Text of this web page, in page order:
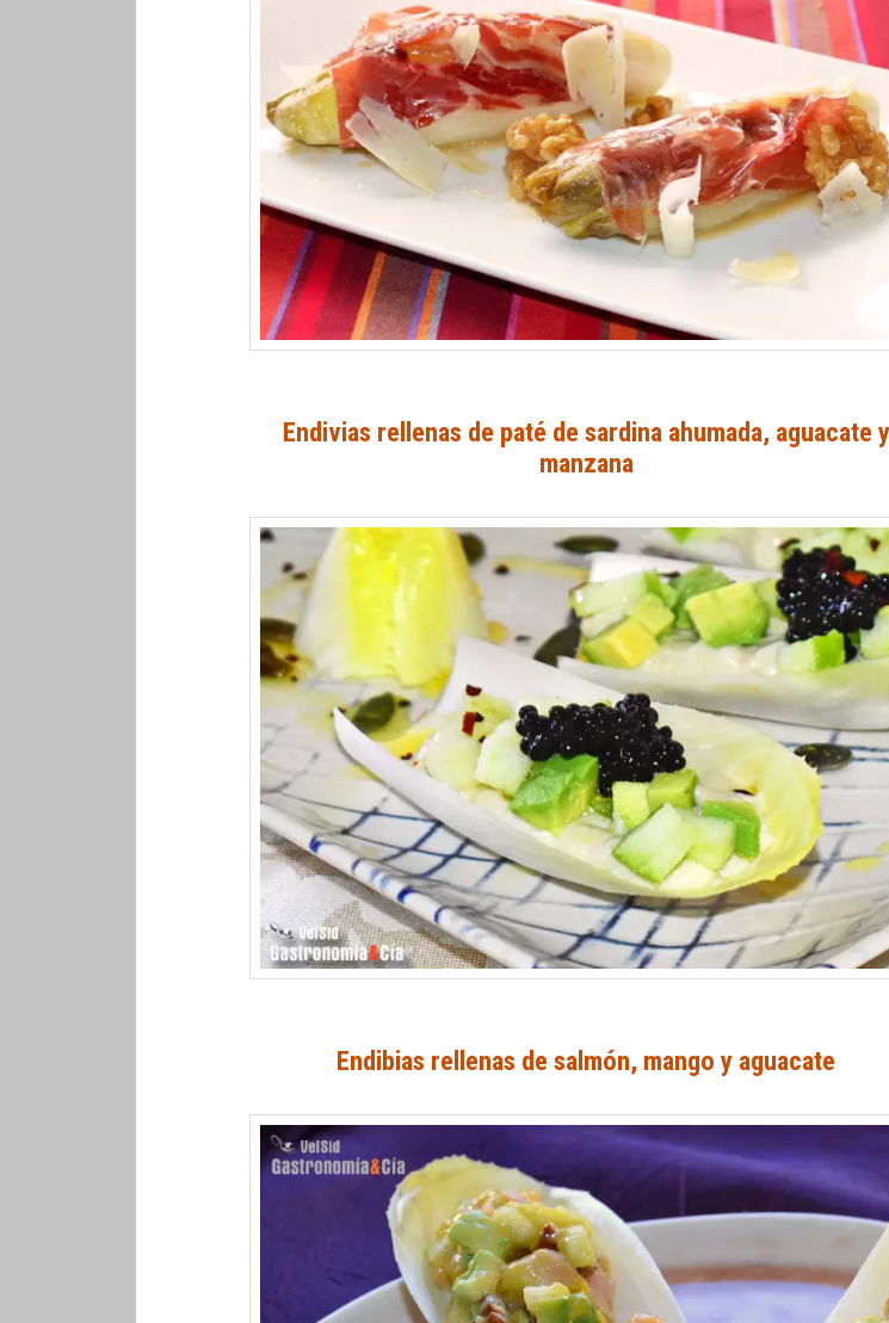
Endivias rellenas de paté de sardina ahumada, aguacate y
manzana
Endibias rellenas de salmón, mango y aguacate